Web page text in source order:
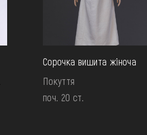
Сорочка вишита жіноча
Покуття
поч. 20 ст.